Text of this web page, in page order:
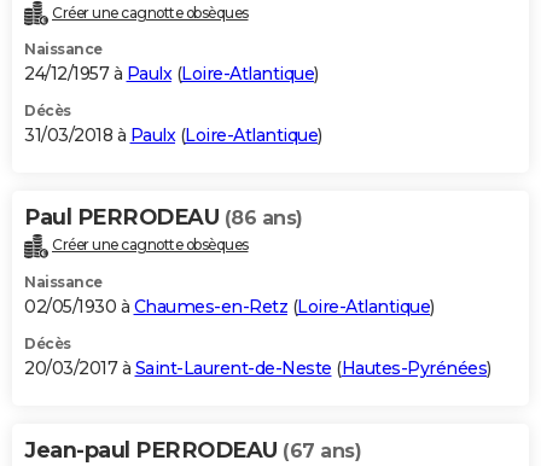
Créer une cagnotte obsèques
Naissance
24/12/1957 à Paulx(Loire-Atlantique)
Décès
31/03/2018 à Paulx(Loire-Atlantique)
Paul PERRODEAU (86 ans)
Créer une cagnotte obsèques
Naissance
02/05/1930 à Chaumes-en-Retz (Loire-Atlantique)
Décès
20/03/2017 à Saint-Laurent-de-Neste (Hautes-Pyrénées)
Jean-paul PERRODEAU (67 ans)